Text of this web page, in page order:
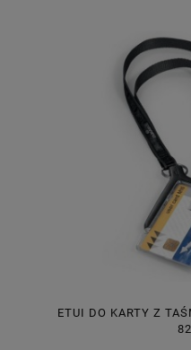
ETUI DO KARTY Z